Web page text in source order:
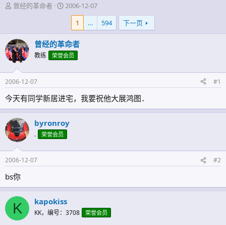
主
起
人
曾经的革命者
开
间
2006-12-07
1
… 594 下一页
曾经的革命者
教练 荣誉会员
2006-12-07 #1
今天有同学新居进宅，我要祝他大展鸿图．
byronroy
. 荣誉会员
2006-12-07 #2
bs你
K kapokiss
KK，编号：3708 荣誉会员